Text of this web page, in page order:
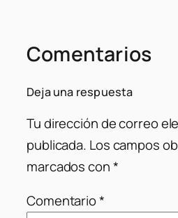
Comentarios
Deja una respuesta
Tu dirección de correo
publicada. Los campos
marcados con*
Comentario*